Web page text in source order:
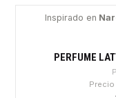
Inspirado en
PERFUME